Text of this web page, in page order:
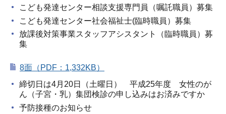
こども発達センター相談支援専門員（嘱託職員）募集
こども発達センター社会福祉士(臨時職員）募集
放課後対策事業スタッフアシスタント（臨時職員）募
集
8面（PDF：1,332KB）
締切日は4月20日（土曜日） 平成25年度 女性のが
ん（子宮・乳）集団検診の申し込みはお済みですか
予防接種のお知らせ